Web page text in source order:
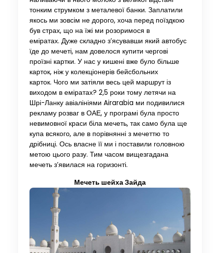
тонким струмком з металевої банки. Заплатили
якось ми зовсім не дорого, хоча перед поїздкою
був страх, що на їжі ми розоримося в
еміратах. Дуже складно з’ясувавши який автобус
їде до мечеті, нам довелося купити чергові
проїзні картки. У нас у кишені вже було більше
карток, ніж у колекціонерів бейсбольних
карток. Чого ми затіяли весь цей маршрут із
виходом в еміратах? 2,5 роки тому летячи на
Шрі-Ланку авіалініями Airarabia ми подивилися
рекламу розваг в ОАЕ, у програмі була просто
невимовної краси біла мечеть, так само була ще
купа всякого, але в порівнянні з мечеттю то
дрібниці. Ось власне її ми і поставили головною
метою цього разу. Тим часом вищезгадана
мечеть з’явилася на горизонті.
Мечеть шейха Зайда